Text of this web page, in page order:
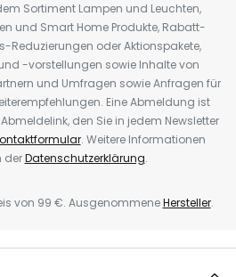
Sortiment Lampen und Leuchten,
und Smart Home Produkte, Rabatt-
Reduzierungen oder Aktionspakete,
-vorstellungen sowie Inhalte von
und Umfragen sowie Anfragen für
Eine Abmeldung ist
den Sie in jedem Newsletter
. Weitere Informationen
derDatenschutzerklärung.
von 99 €. AusgenommeneHersteller.